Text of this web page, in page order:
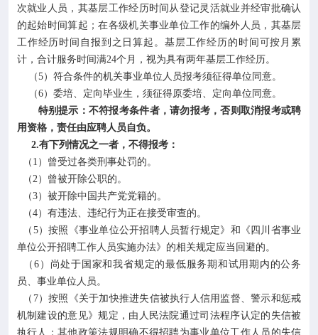
次就业人员，其基层工作经历时间从登记灵活就业并经审批确认
的起始时间算起；在各级机关事业单位工作的编外人员，其基层
工作经历时间自报到之日算起。基层工作经历的时间可按月累
计，合计服务时间满24个月，视为具有两年基层工作经历。
（5）符合条件的机关事业单位人员报考须征得单位同意。
（6）委培、定向毕业生，须征得原委培、定向单位同意。
特别提示：不符报考条件者，请勿报考，否则取消报考或聘
用资格，责任由应聘人员自负。
2.有下列情况之一者，不得报考：
（1）曾受过各类刑事处罚的。
（2）曾被开除公职的。
（3）被开除中国共产党党籍的。
（4）有违法、违纪行为正在接受审查的。
（5）按照《事业单位公开招聘人员暂行规定》和《四川省事业
单位公开招聘工作人员实施办法》的相关规定应当回避的。
（6）尚处于国家和我省规定的最低服务期和试用期内的公务
员、事业单位人员。
（7）按照《关于加快推进失信被执行人信用监督、警示和惩戒
机制建设的意见》规定，由人民法院通过司法程序认定的失信被
执行人；其他政策法规明确不得招聘为事业单位工作人员的失信